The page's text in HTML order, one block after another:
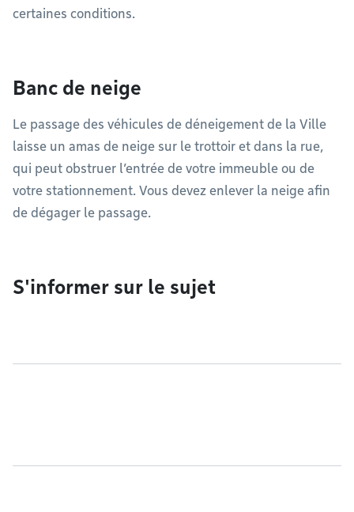
certaines conditions.
Banc de neige
Le passage des véhicules de déneigement de la Ville
laisse un amas de neige sur le trottoir et dans la rue,
qui peut obstruer l’entrée de votre immeuble ou de
votre stationnement. Vous devez enlever la neige afin
de dégager le passage.
S'informer sur le sujet